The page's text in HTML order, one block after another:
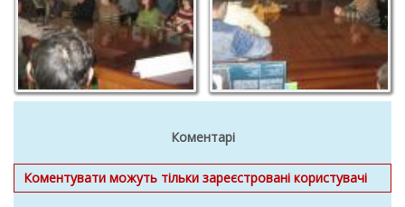
Коментарі
Коментувати можуть тільки зареєстровані користувачі